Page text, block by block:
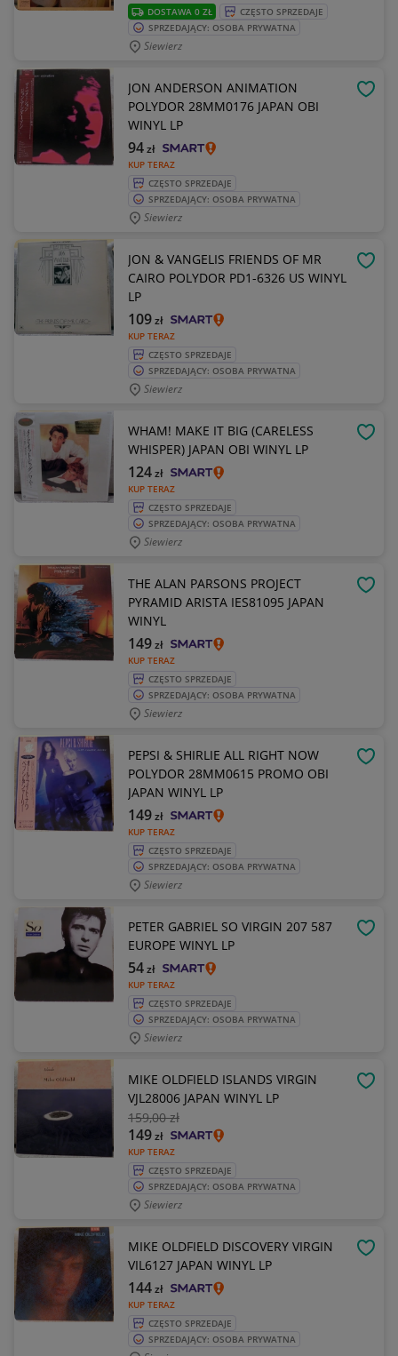
DOSTAWA 0 ZŁ
CZĘSTO SPRZEDAJE
SPRZEDAJĄCY: OSOBA PRYWATNA
Siewierz
JON ANDERSON ANIMATION
POLYDOR 28MM0176 JAPAN OBI
WINYL LP
KUP TERAZ
94zł
CZĘSTO SPRZEDAJE
SPRZEDAJĄCY: OSOBA PRYWATNA
Siewierz
JON & VANGELIS FRIENDS OF MR
CAIRO POLYDOR PD1-6326 US WINYL
LP
KUP TERAZ
109zł
CZĘSTO SPRZEDAJE
SPRZEDAJĄCY: OSOBA PRYWATNA
Siewierz
WHAM! MAKE IT BIG (CARELESS
WHISPER) JAPAN OBI WINYL LP
KUP TERAZ
124zł
CZĘSTO SPRZEDAJE
SPRZEDAJĄCY: OSOBA PRYWATNA
Siewierz
THE ALAN PARSONS PROJECT
PYRAMID ARISTA IES81095 JAPAN
WINYL
KUP TERAZ
149zł
CZĘSTO SPRZEDAJE
SPRZEDAJĄCY: OSOBA PRYWATNA
Siewierz
PEPSI & SHIRLIE ALL RIGHT NOW
POLYDOR 28MM0615 PROMO OBI
JAPAN WINYL LP
KUP TERAZ
149zł
CZĘSTO SPRZEDAJE
SPRZEDAJĄCY: OSOBA PRYWATNA
Siewierz
PETER GABRIEL SO VIRGIN 207 587
EUROPE WINYL LP
KUP TERAZ
54zł
CZĘSTO SPRZEDAJE
SPRZEDAJĄCY: OSOBA PRYWATNA
Siewierz
MIKE OLDFIELD ISLANDS VIRGIN
VJL28006 JAPAN WINYL LP
159,00 zł
KUP TERAZ
149zł
CZĘSTO SPRZEDAJE
SPRZEDAJĄCY: OSOBA PRYWATNA
Siewierz
MIKE OLDFIELD DISCOVERY VIRGIN
VIL6127 JAPAN WINYL LP
KUP TERAZ
144zł
CZĘSTO SPRZEDAJE
SPRZEDAJĄCY: OSOBA PRYWATNA